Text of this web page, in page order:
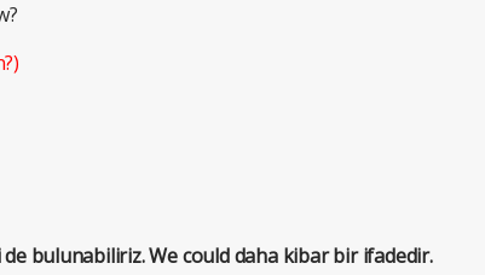
de bulunabiliriz. We could daha kibar bir ifadedir.